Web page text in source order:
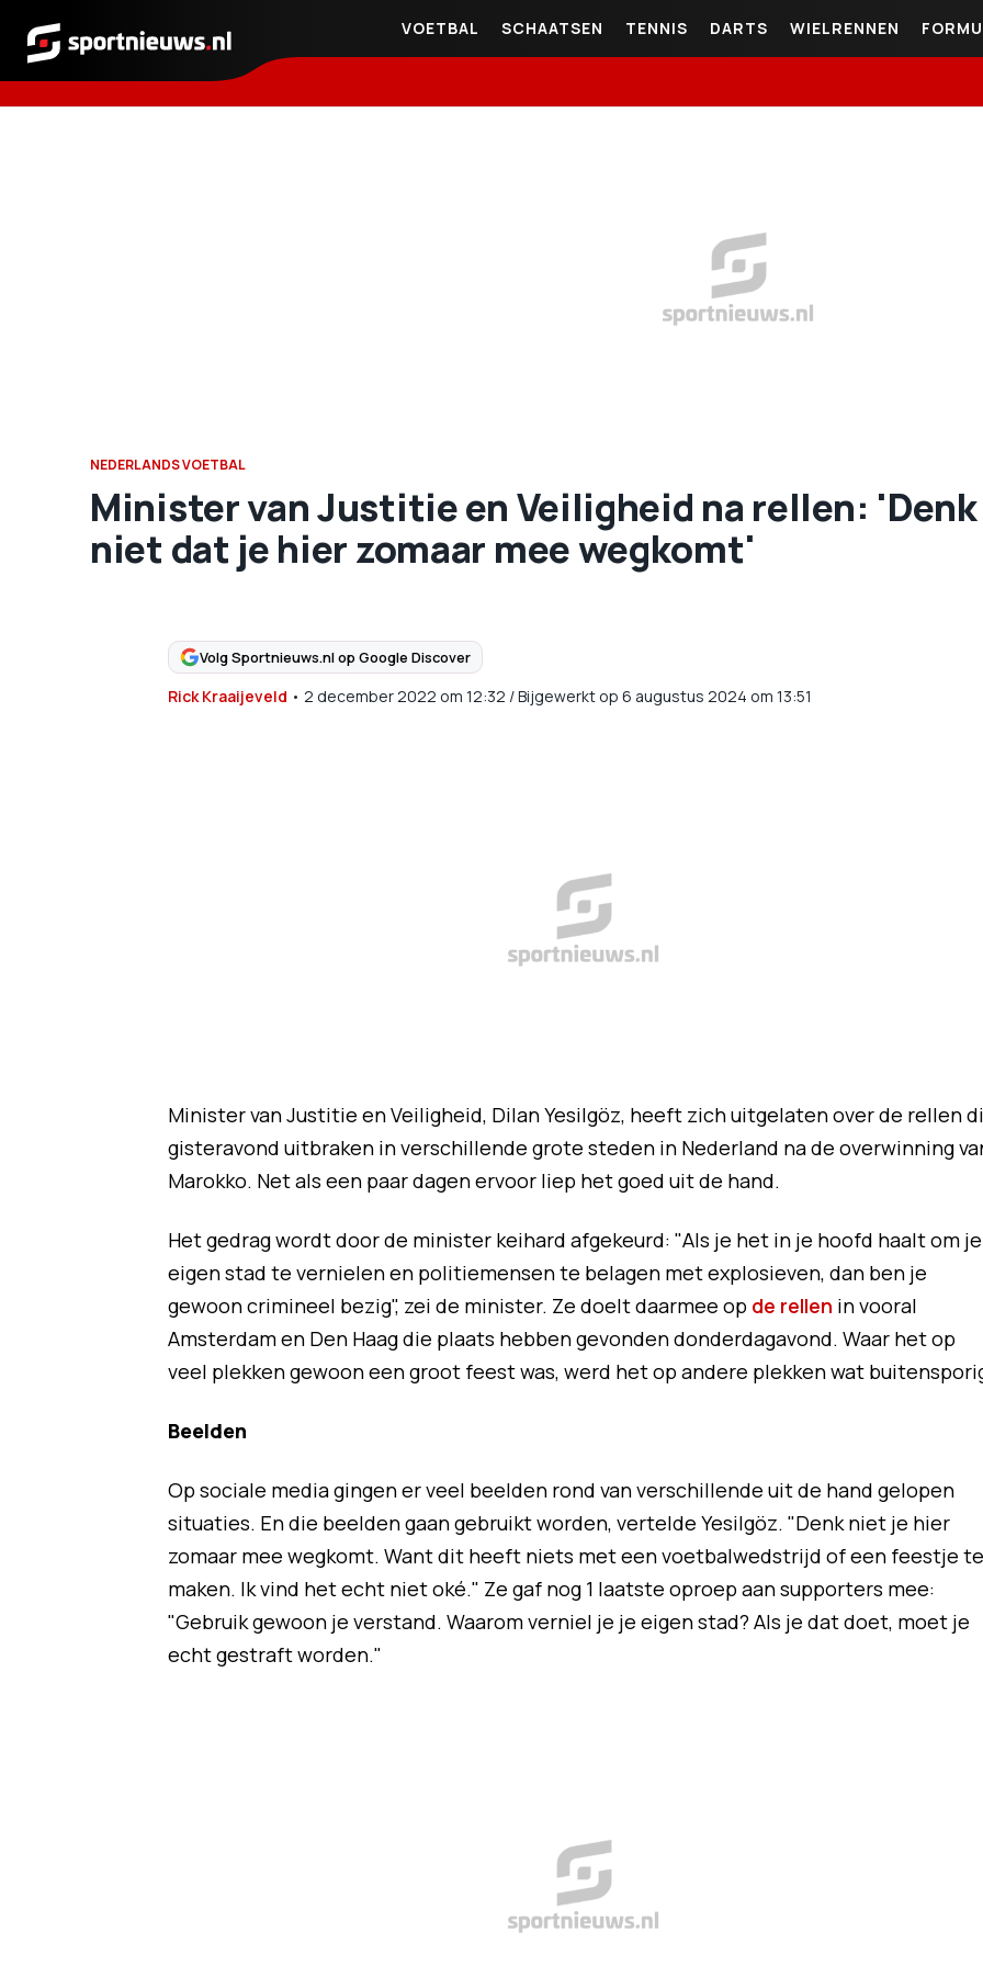
Sportnieuws.nl
VOETBAL SCHAATSEN TENNIS DARTS WIELRENNEN
NEDERLANDS VOETBAL
Minister van Justitie en Veiligheid na rellen: 'Denk
niet dat je hier zomaar mee wegkomt'
Volg Sportnieuws.nl op Google Discover
Rick Kraaijeveld • 2 december 2022 om 12:32 /Bijgewerkt op 6 augustus 2024 om 13:51
Minister van Justitie en Veiligheid, Dilan Yesilgöz, heeft zich uitgelaten over de rellen
gisteravond uitbraken in verschillende grote steden in Nederland na de overwinning
Marokko. Net als een paar dagen ervoor liep het goed uit de hand.
Het gedrag wordt door de minister keihard afgekeurd: "Als je het in je hoofd haalt om je
eigen stad te vernielen en politiemensen te belagen met explosieven, dan ben je
gewoon crimineel bezig", zei de minister. Ze doelt daarmee op de rellen in vooral
Amsterdam en Den Haag die plaats hebben gevonden donderdagavond. Waar het op
veel plekken gewoon een groot feest was, werd het op andere plekken wat
Beelden
Op sociale media gingen er veel beelden rond van verschillende uit de hand gelopen
situaties. En die beelden gaan gebruikt worden, vertelde Yesilgöz. "Denk niet je hier
zomaar mee wegkomt. Want dit heeft niets met een voetbalwedstrijd of een feestje te
maken. Ik vind het echt niet oké." Ze gaf nog 1 laatste oproep aan supporters mee:
"Gebruik gewoon je verstand. Waarom verniel je je eigen stad? Als je dat doet, moet je
echt gestraft worden."